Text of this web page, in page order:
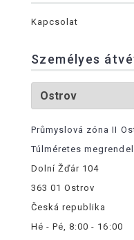
Kapcsolat
Személyes
Průmyslová zóna II
Túlméretes
Dolní Žďár 104
363 01 Ostrov
Česká republika
Hé - Pé, 8:00 - 16:00